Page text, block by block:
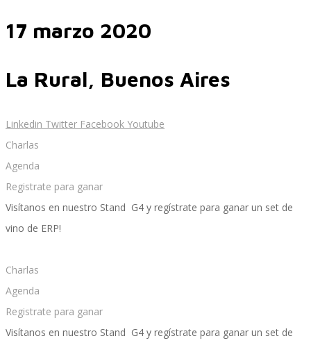
Desarrollo de Software Personalizado
Control de Calidad y Pruebas de Software
Cambio
Beneficios a la carta
17 marzo 2020
La Rural, Buenos Aires
Linkedin Twitter Facebook Youtube
Charlas
Agenda
Registrate para ganar
Visítanos en nuestro Stand G4 y regístrate para ganar un set de
vino de ERP!
Charlas
Agenda
Registrate para ganar
Visítanos en nuestro Stand G4 y regístrate para ganar un set de